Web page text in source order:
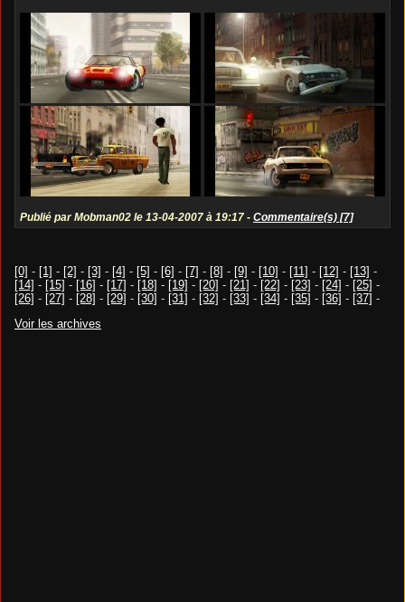
Publié par Mobman02 le 13-04-2007 à 19:17 - Commentaire(s) [7]
[0] - [1] - [2] - [3] - [4] - [5] - [6] - [7] - [8] - [9] - [10] - [11] - [12] - [13] -
[14] - [15] - [16] - [17] - [18] - [19] - [20] - [21] - [22] - [23] - [24] - [25] -
[26] - [27] - [28] - [29] - [30] - [31] - [32] - [33] - [34] - [35] - [36] - [37] -
Voir les archives